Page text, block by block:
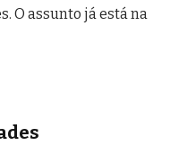
O assunto já está na